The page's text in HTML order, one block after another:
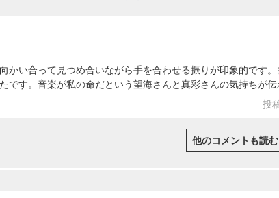
かい合って見つめ合いながら手を合わせる振りが印象的です
です。音楽が私の命だという望海さんと真彩さんの気持ちが伝
投
他のコメントも読む